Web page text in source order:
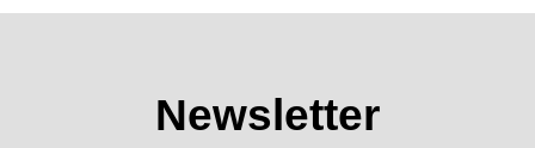
Newsletter